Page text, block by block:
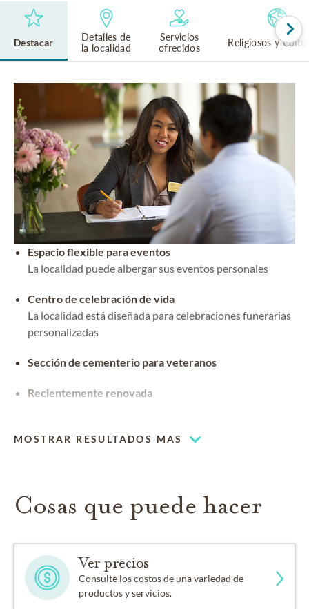
Destacar
Detalles de
la localidad
Servicios
ofrecidos
Religiosos y
Espacio flexible para eventos
La localidad puede albergar sus eventos personales
Centro de celebración de vida
La localidad está diseñada para celebraciones funerarias
personalizadas
Sección de cementerio para veteranos
Recientemente renovada
Nuestra capilla puede ser utilizada para albergar sus
MOSTRAR RESULTADOS MAS
Cosas que puede hacer
Ver precios
Consulte los costos de una variedad de
productos y servicios.